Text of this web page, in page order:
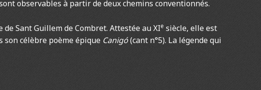
observables à partir de deux chemins conventionnés.
Sant Guillem de Combret. Attestée au XIe siècle, elle est
son célèbre poème épique Canigó(cant n°5). La légende qui